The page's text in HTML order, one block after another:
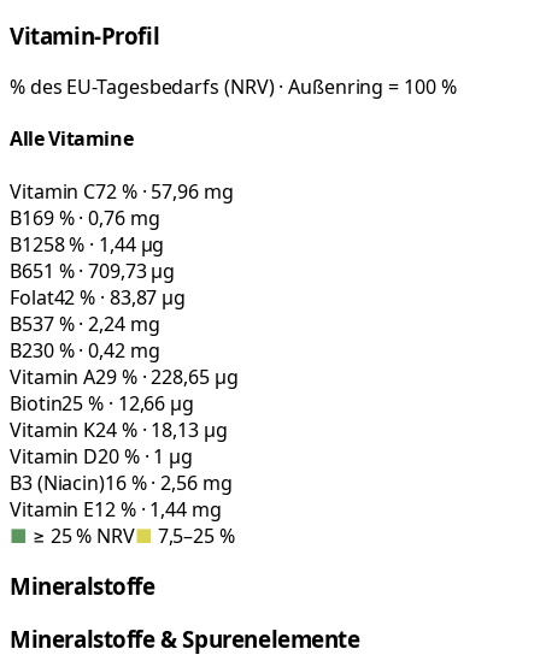
Vitamin-Profil
% des EU-Tagesbedarfs (NRV) · Außenring = 100 %
Alle Vitamine
Vitamin C72 % · 57,96 mg
B169 % · 0,76 mg
B1258 % · 1,44 µg
B651 % · 709,73 µg
Folat42 % · 83,87 µg
B537 % · 2,24 mg
B230 % · 0,42 mg
Vitamin A29 % · 228,65 µg
Biotin25 % · 12,66 µg
Vitamin K24 % · 18,13 µg
Vitamin D20 % · 1 µg
B3 (Niacin)16 % · 2,56 mg
Vitamin E12 % · 1,44 mg
■ ≥ 25 % NRV■ 7,5–25 %
Mineralstoffe
Mineralstoffe & Spurenelemente